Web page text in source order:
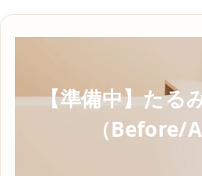
【準備中】たる
（Before/